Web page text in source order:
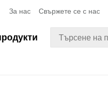
За нас Свържете се с нас